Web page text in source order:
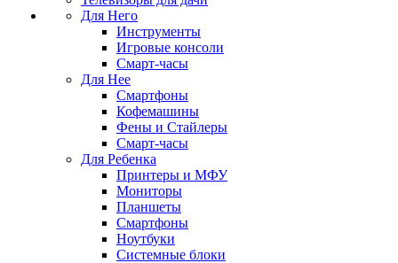
Для Него
Инструменты
Игровые консоли
Смарт-часы
Для Нее
Смартфоны
Кофемашины
Фены и Стайлеры
Смарт-часы
Для Ребенка
Принтеры и МФУ
Мониторы
Планшеты
Смартфоны
Ноутбуки
Системные блоки